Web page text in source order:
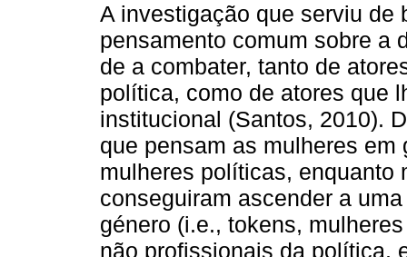
A investigação que serviu de
pensamento comum sobre a
de a combater, tanto de
política, como de atores que
institucional (Santos, 2010).
que pensam as mulheres
mulheres políticas, enquanto
conseguiram ascender a
género (i.e., tokens,
não profissionais da política,